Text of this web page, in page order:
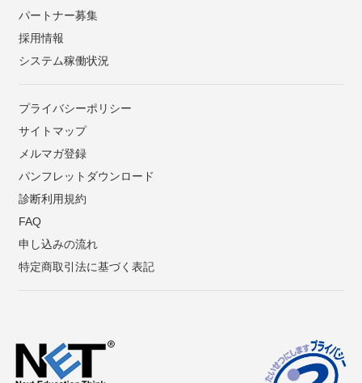
パートナー募集
採用情報
システム稼働状況
プライバシーポリシー
サイトマップ
メルマガ登録
パンフレットダウンロード
診断利用規約
FAQ
申し込みの流れ
特定商取引法に基づく表記